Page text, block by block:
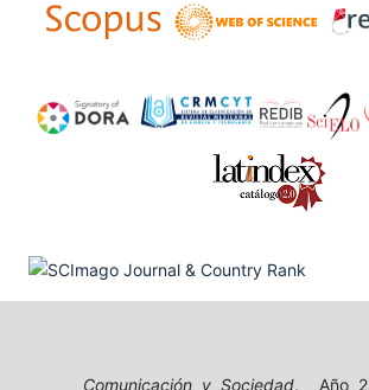
Comunicación y Sociedad, Año